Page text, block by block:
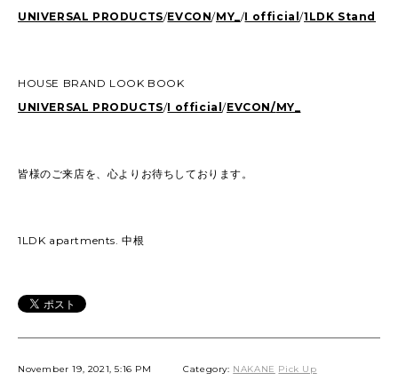
UNIVERSAL PRODUCTS/EVCON/MY_ /I official/1LDK Stand
HOUSE BRAND LOOK BOOK
UNIVERSAL PRODUCTS/I official/EVCON/MY_
皆様のご来店を、心よりお待ちしております。
1LDK apartments. 中根
November 19, 2021, 5:16 PM Category: NAKANE Pick Up